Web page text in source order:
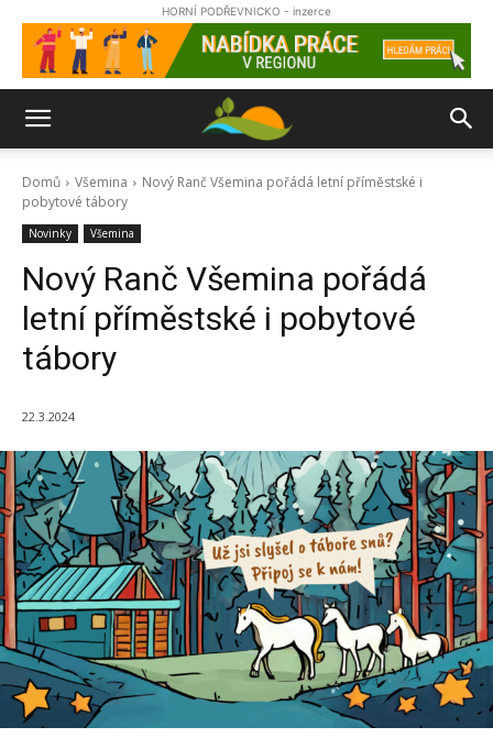
HORNÍ PODŘEVNICKO - inzerce
Domů Všemina
Nový Ranč Všemina pořádá letní příměstské i
pobytové tábory
Novinky Všemina
Nový Ranč Všemina pořádá
letní příměstské i pobytové
tábory
22.3.2024